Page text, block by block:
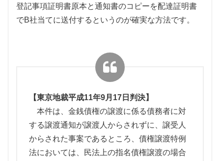
登記事項証明書原本と通知書のコピーを配達証明書
でB社当てに送付するというのが確実な方法です。
【東京地裁平成11年9月17日判決】
本件は、金銭債権の譲渡に係る債務者に対
する譲渡通知が譲渡人からされずに、譲受人
からされた事案であるところ、債権譲渡特例
法においては、民法上の指名債権譲渡の場合